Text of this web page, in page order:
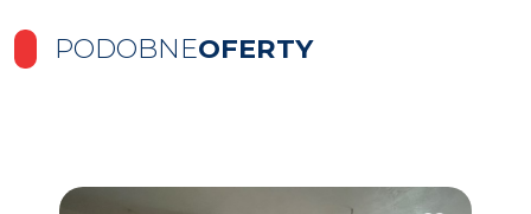
PODOBNEOFERTY